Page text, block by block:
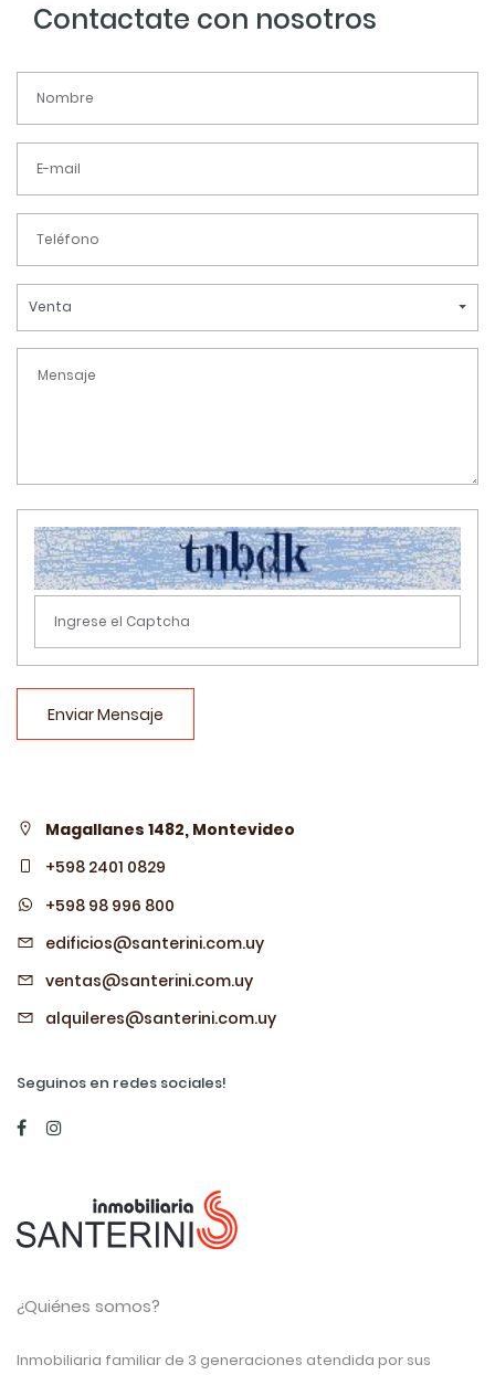
Contactate con nosotros
Venta
Enviar Mensaje
Magallanes 1482, Montevideo
+598 2401 0829
+598 98 996 800
edificios@santerini.com.uy
ventas@santerini.com.uy
alquileres@santerini.com.uy
Seguinos en redes sociales!
¿Quiénes somos?
Inmobiliaria familiar de 3 generaciones atendida por sus